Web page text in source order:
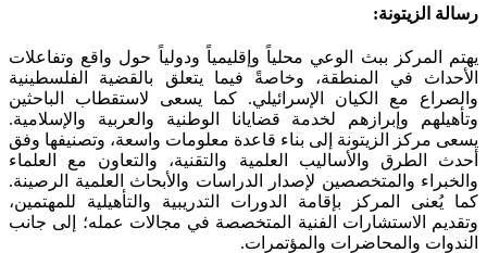
Toggle
Bar
Area
رسالة الزيتونة:
يهتم المركز ببث الوعي محلياً وإقليمياً ودولياً حول واقع وتفاعلات
الأحداث في المنطقة، وخاصةً فيما يتعلق بالقضية الفلسطينية
والصراع مع الكيان الإسرائيلي. كما يسعى لاستقطاب الباحثين
وتأهيلهم وإبرازهم لخدمة قضايانا الوطنية والعربية والإسلامية.
يسعى مركز الزيتونة إلى بناء قاعدة معلومات واسعة، وتصنيفها وفق
أحدث الطرق والأساليب العلمية والتقنية، والتعاون مع العلماء
والخبراء والمتخصصين لإصدار الدراسات والأبحاث العلمية الرصينة.
كما يُعنى المركز بإقامة الدورات التدريبية والتأهيلية للمهتمين،
وتقديم الاستشارات الفنية المتخصصة في مجالات عمله؛ إلى جانب
الندوات والمحاضرات والمؤتمرات.